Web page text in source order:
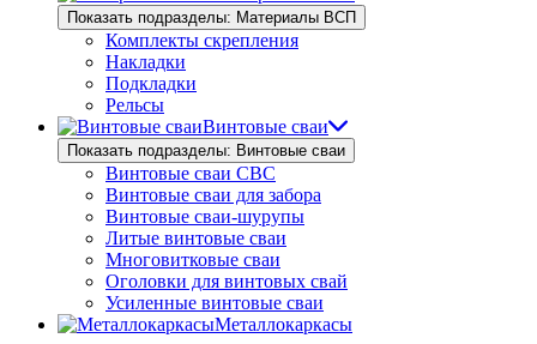
Показать подразделы: Материалы ВСП
Комплекты скрепления
Накладки
Подкладки
Рельсы
Винтовые сваи
Показать подразделы: Винтовые сваи
Винтовые сваи СВС
Винтовые сваи для забора
Винтовые сваи-шурупы
Литые винтовые сваи
Многовитковые сваи
Оголовки для винтовых свай
Усиленные винтовые сваи
Металлокаркасы